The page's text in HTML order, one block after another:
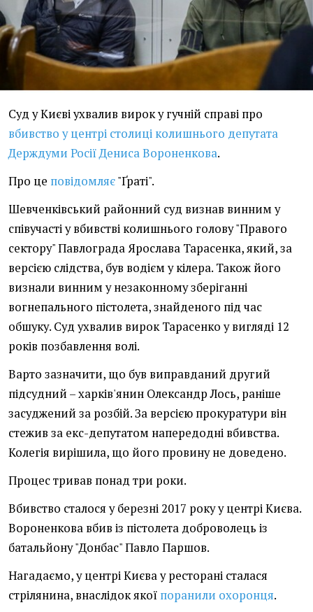
Суд у Києві ухвалив вирок у гучній справі про
вбивство у центрі столиці колишнього депутата
Держдуми Росії Дениса Вороненкова.
Про це повідомляє"Ґраті".
Шевченківський районний суд визнав винним у
співучасті у вбивстві колишнього голову "Правого
сектору" Павлограда Ярослава Тарасенка, який, за
версією слідства, був водієм у кілера. Також його
визнали винним у незаконному зберіганні
вогнепального пістолета, знайденого під час
обшуку. Суд ухвалив вирок Тарасенко у вигляді 12
років позбавлення волі.
Варто зазначити, що був виправданий другий
підсудний – харків'янин Олександр Лось, раніше
засуджений за розбій. За версією прокуратури він
стежив за екс-депутатом напередодні вбивства.
Колегія вирішила, що його провину не доведено.
Процес тривав понад три роки.
Вбивство сталося у березні 2017 року у центрі Києва.
Вороненкова вбив із пістолета доброволець із
батальйону "Донбас" Павло Паршов.
Нагадаємо, у центрі Києва у ресторані сталася
стрілянина, внаслідок якої поранили охоронця.